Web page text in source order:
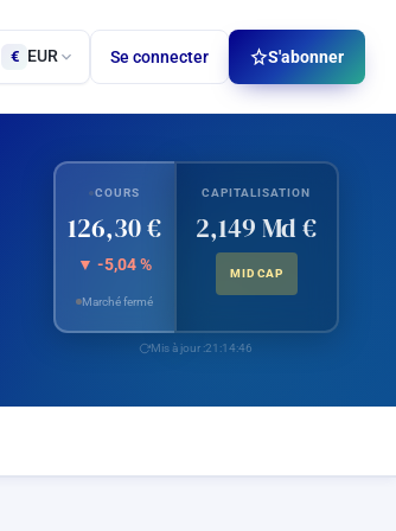
€ EUR Se connecter S'abonner
COURS
126,30 €
▼ -5,04 %
Marché fermé
CAPITALISATION
2,149 Md €
MID CAP
Mis à jour :21:14:46